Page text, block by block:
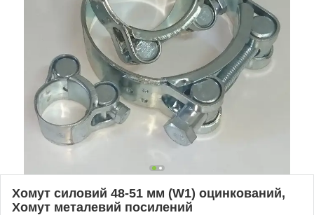
Хомут силовий 48-51 мм (W1) оцинкований,
Хомут металевий посилений